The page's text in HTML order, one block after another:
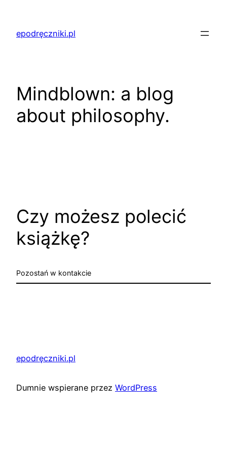
treściepodręczniki.pl
Mindblown: a blog
about philosophy.
Czy możesz polecić
książkę?
Pozostań w kontakcie
epodręczniki.pl
Dumnie wspierane przez WordPress